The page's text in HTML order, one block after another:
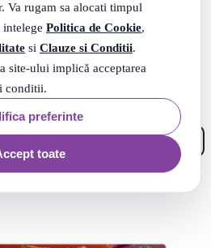
Va rugam sa alocati timpul
Politica de Cookie,
si Clauze si Conditii.
site-ului implică acceptarea
conditii.
preferinte
toate
al lui Cole si dragonul Zane